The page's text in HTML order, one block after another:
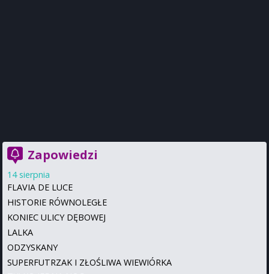
Zapowiedzi
14 sierpnia
FLAVIA DE LUCE
HISTORIE RÓWNOLEGŁE
KONIEC ULICY DĘBOWEJ
LALKA
ODZYSKANY
SUPERFUTRZAK I ZŁOŚLIWA WIEWIÓRKA